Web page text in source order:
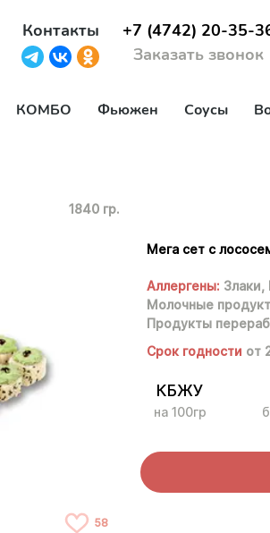
Контакты
+7 (4742) 20-35-
Заказать звонок
КОМБО Фьюжен Соусы
1840 гр.
58
Мега сет с
Аллергены: Злаки,
Молочные
Продукты
Срок годности от
КБЖУ
на 100гр